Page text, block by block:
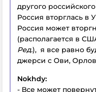
другого
Россия вторглась в
Россия может
(располагается в
Ред.), я все равно
джерси с Ови,
Nokhdy:
- Все может